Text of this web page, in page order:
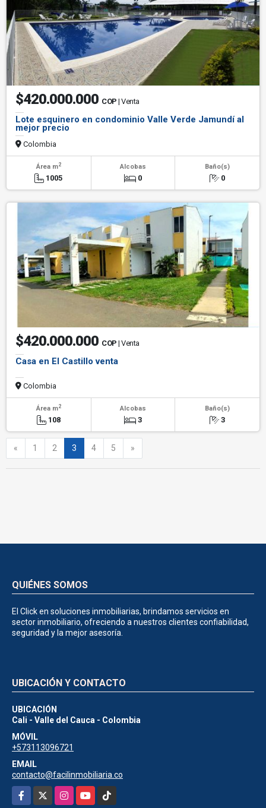
$420.000.000 COP | Venta
Lote esquinero en condominio Valle Verde Jamundí al
mejor precio
Colombia
Área m2
1005
Alcobas
0
Baño(s)
0
$420.000.000 COP | Venta
Casa en El Castillo venta
Colombia
Área m2
108
Alcobas
3
Baño(s)
3
« Anterior
1 2 3 4 5 »
QUIÉNES SOMOS
El Click en soluciones inmobiliarias, brindamos servicios en
sector inmobiliario, ofreciendo a nuestros clientes confiabilidad,
seguridad y la mejor asesoría.
UBICACIÓN Y CONTACTO
UBICACIÓN
Cali - Valle del Cauca - Colombia
MÓVIL
+573113096721
EMAIL
contacto@facilinmobiliaria.co
Facebook
InstagramYouTubeTikTok